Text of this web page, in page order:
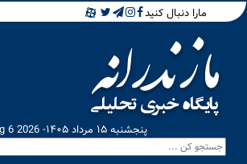
مارا دنبال کنید
پنجشنبه ۱۵ مرداد ۱۴۰۵- Aug 6 2026